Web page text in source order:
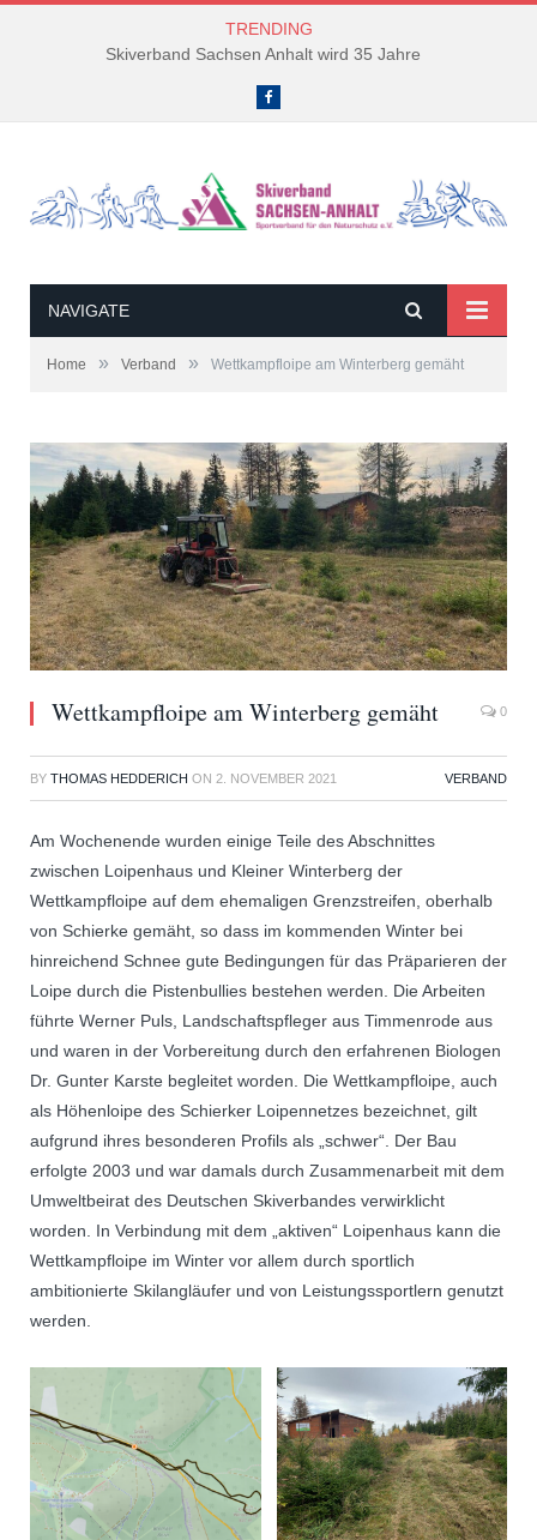
TRENDING
Skiverband Sachsen Anhalt wird 35 Jahre
Facebook
NAVIGATE
Home » Verband » Wettkampfloipe am Winterberg gemäht
Wettkampfloipe am Winterberg gemäht 0
BY THOMAS HEDDERICH ON 2. NOVEMBER 2021 VERBAND
Am Wochenende wurden einige Teile des Abschnittes
zwischen Loipenhaus und Kleiner Winterberg der
Wettkampfloipe auf dem ehemaligen Grenzstreifen, oberhalb
von Schierke gemäht, so dass im kommenden Winter bei
hinreichend Schnee gute Bedingungen für das Präparieren der
Loipe durch die Pistenbullies bestehen werden. Die Arbeiten
führte Werner Puls, Landschaftspfleger aus Timmenrode aus
und waren in der Vorbereitung durch den erfahrenen Biologen
Dr. Gunter Karste begleitet worden. Die Wettkampfloipe, auch
als Höhenloipe des Schierker Loipennetzes bezeichnet, gilt
aufgrund ihres besonderen Profils als „schwer“. Der Bau
erfolgte 2003 und war damals durch Zusammenarbeit mit dem
Umweltbeirat des Deutschen Skiverbandes verwirklicht
worden. In Verbindung mit dem „aktiven“ Loipenhaus kann die
Wettkampfloipe im Winter vor allem durch sportlich
ambitionierte Skilangläufer und von Leistungssportlern genutzt
werden.